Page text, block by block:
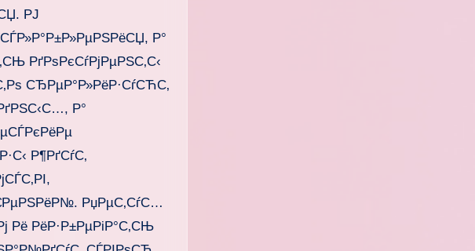
РЈ
Р°
РґРѕРєСѓРјРµРЅС‚С‹
СЂРµР°Р»РёР·СѓСЋС‚
Р°
Р¶РґСѓС‚
РџРµС‚СѓС…
Рё РёР·Р±РµРіР°С‚СЊ